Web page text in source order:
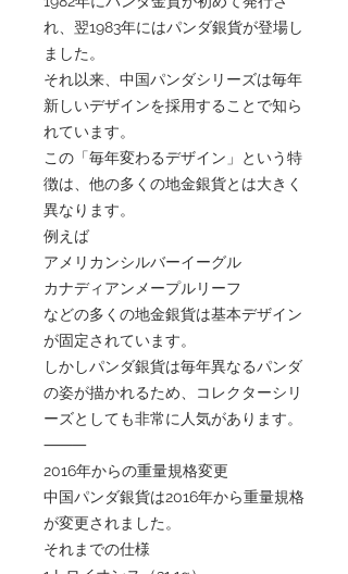
れ、翌1983年にはパンダ銀貨が登場し
ました。
それ以来、中国パンダシリーズは毎年
新しいデザインを採用することで知ら
れています。
この「毎年変わるデザイン」という特
徴は、他の多くの地金銀貨とは大きく
異なります。
例えば
アメリカンシルバーイーグル
カナディアンメープルリーフ
などの多くの地金銀貨は基本デザイン
が固定されています。
しかしパンダ銀貨は毎年異なるパンダ
の姿が描かれるため、コレクターシリ
ーズとしても非常に人気があります。
⸻
2016年からの重量規格変更
中国パンダ銀貨は2016年から重量規格
が変更されました。
それまでの仕様